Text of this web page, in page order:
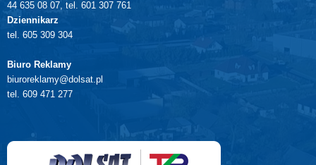
44 635 08 07, tel. 601 307 761
Dziennikarz
tel. 605 309 304
Biuro Reklamy
biuroreklamy@dolsat.pl
tel. 609 471 277